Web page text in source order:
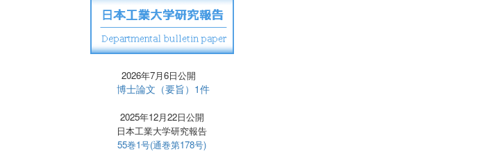
2026年7月6日公開
博士論文（要旨）1件
2025年12月22日公開
日本工業大学研究報告
55巻1号(通巻第178号)